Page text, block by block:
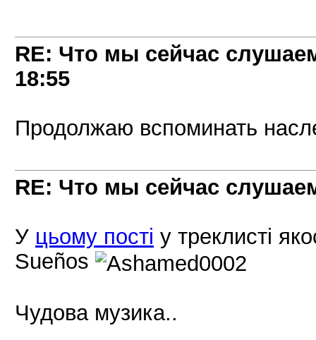
RE: Что мы сейчас
18:55
Продолжаю вспоминать
RE: Что мы сейчас
У цьому пості у треклисті
Sueños
Чудова музика..